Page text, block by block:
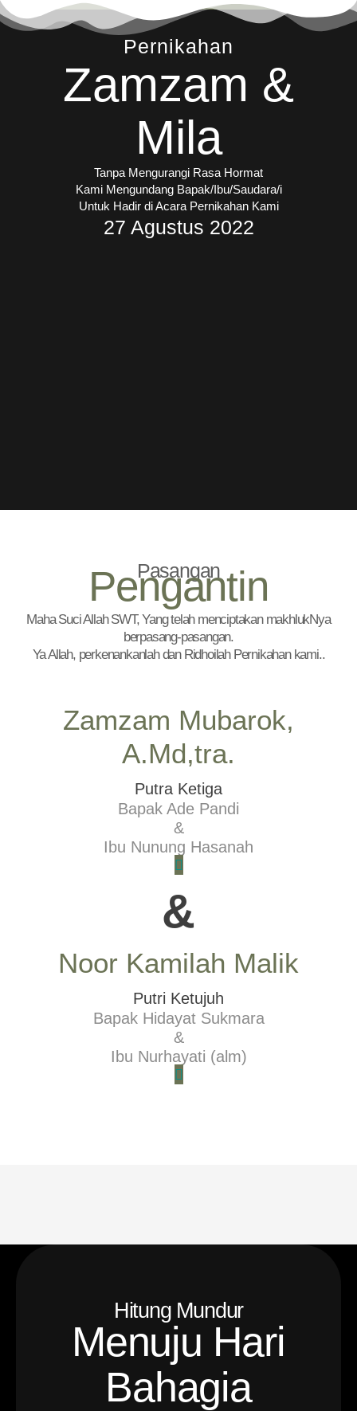
Pernikahan
Zamzam &
Mila
Tanpa Mengurangi Rasa Hormat
Kami Mengundang Bapak/Ibu/Saudara/i
Untuk Hadir di Acara Pernikahan Kami
27 Agustus 2022
Pasangan
Pengantin
Maha Suci Allah SWT, Yang telah menciptakan makhlukNya
berpasang-pasangan.
Ya Allah, perkenankanlah dan Ridhoilah Pernikahan kami..
Zamzam Mubarok,
A.Md,tra.
Putra Ketiga
Bapak Ade Pandi
&
Ibu Nunung Hasanah
&
Noor Kamilah Malik
Putri Ketujuh
Bapak Hidayat Sukmara
&
Ibu Nurhayati (alm)
Hitung Mundur
Menuju Hari
Bahagia